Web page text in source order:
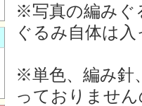
※写真の編みぐ
ぐるみ自体は
※単色、編み針
っておりませ